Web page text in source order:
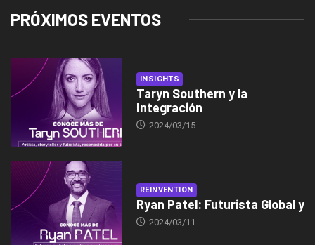
PRÓXIMOS EVENTOS
INSIGHTS
Taryn Southern y la
Integración
2024/03/15
REINVENTION
Ryan Patel: Futurista Global y
2024/03/11